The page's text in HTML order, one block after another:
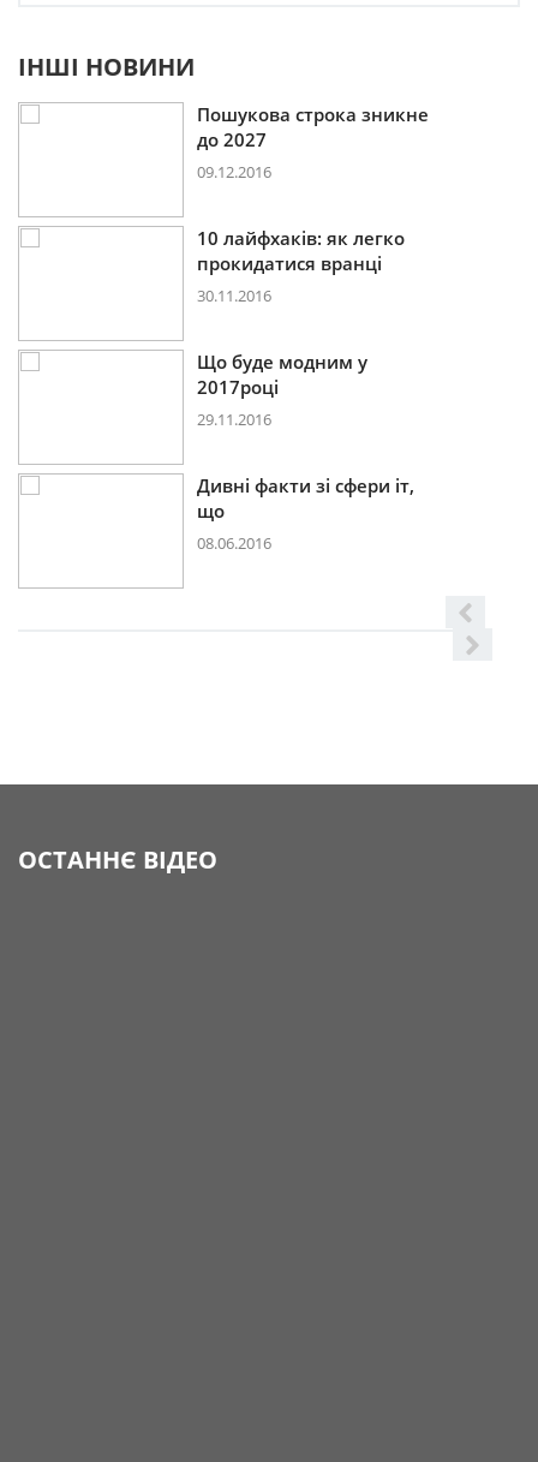
ІНШІ НОВИНИ
Пошукова строка зникне
до 2027
09.12.2016
10 лайфхаків: як легко
прокидатися вранці
30.11.2016
Що буде модним у
2017році
29.11.2016
Дивні факти зі сфери іт,
що
08.06.2016
ОСТАННЄ ВІДЕО